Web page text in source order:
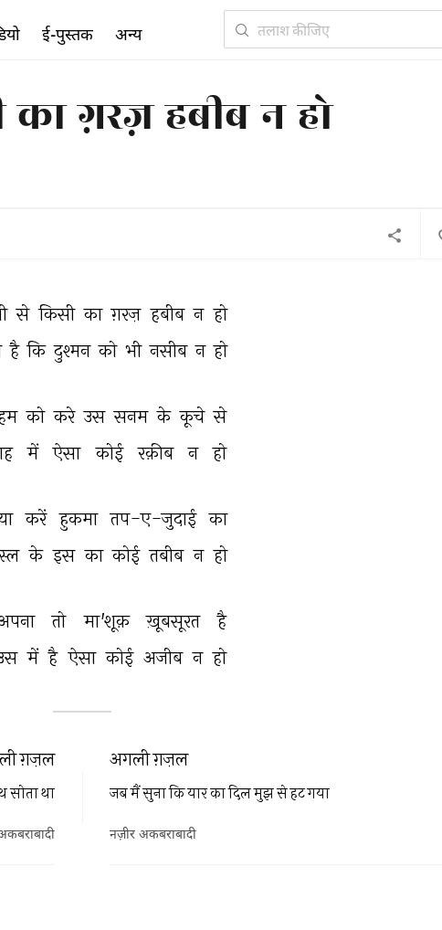
ग़रज़ हबीब न हो
से किसी का ग़रज़ हबीब न हो
है कि दुश्मन को भी नसीब न हो
को करे उस सनम के कूचे से
में ऐसा कोई रक़ीब न हो
करें हुकमा तप-ए-जुदाई का
के इस का कोई तबीब न हो
तो मा'शूक़ ख़ूबसूरत
है
में है ऐसा कोई अजीब न हो
अगली ग़ज़ल
जब मैं सुना कि यार का दिल मुझ से हट गया
नज़ीर अकबराबादी
ग़ज़ल
सोता था
ई-पुस्तक अन्य